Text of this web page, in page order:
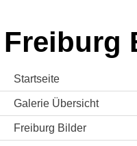
Freiburg
Startseite
Galerie Übersicht
Freiburg Bilder